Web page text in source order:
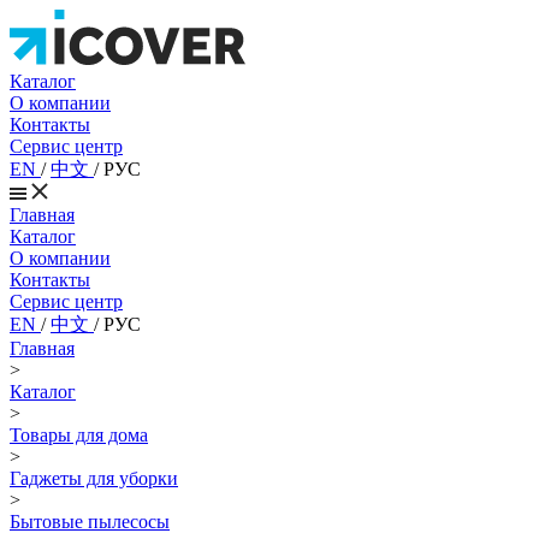
Каталог
О компании
Контакты
Сервис центр
EN /中文 /РУС
Главная
Каталог
О компании
Контакты
Сервис центр
EN /中文 /РУС
Главная
>
Каталог
>
Товары для дома
>
Гаджеты для уборки
>
Бытовые пылесосы